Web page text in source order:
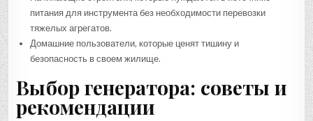
питания для инструмента без необходимости перевозки
тяжелых агрегатов.
Домашние пользователи, которые ценят тишину и
безопасность в своем жилище.
Выбор генератора: советы и
рекомендации